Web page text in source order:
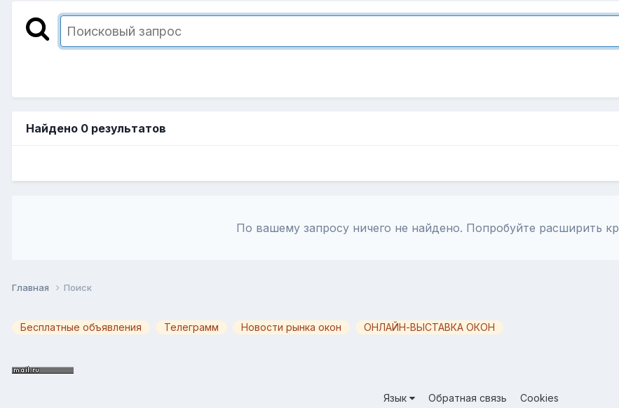
Найдено 0 результатов
По вашему запросу ничего не найдено. Попробуйте расширить
Главная Поиск
Бесплатные объявления Телеграмм Новости рынка окон ОНЛАЙН-ВЫСТАВКА ОКОН
Язык Обратная связь Cookies